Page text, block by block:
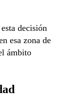
decisión
esa zona de
ámbito